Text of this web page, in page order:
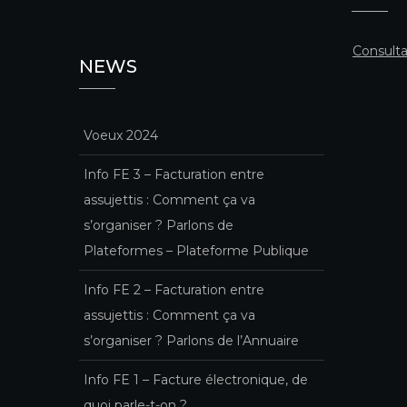
NEWS
Voeux 2024
Info FE 3 – Facturation entre
assujettis : Comment ça va
s’organiser ? Parlons de
Plateformes – Plateforme Publique
Info FE 2 – Facturation entre
assujettis : Comment ça va
s’organiser ? Parlons de l’Annuaire
Info FE 1 – Facture électronique, de